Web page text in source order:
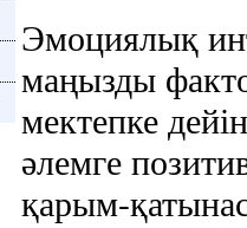
Эмоциялық
маңызды
мектепке
әлемге
қарым-